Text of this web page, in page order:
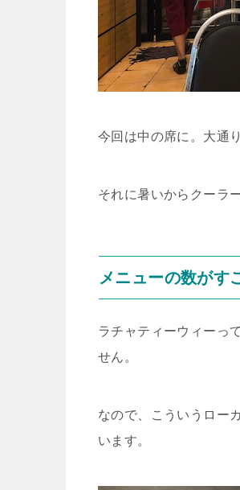
今回は中の席に。大通
それに暑いからクーラ
メニューの数がす
ラチャティーウィーっ
せん。
なので、こういうロー
います。